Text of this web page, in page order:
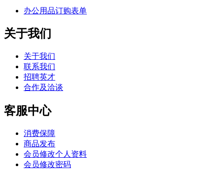
办公用品订购表单
关于我们
关于我们
联系我们
招聘英才
合作及洽谈
客服中心
消费保障
商品发布
会员修改个人资料
会员修改密码